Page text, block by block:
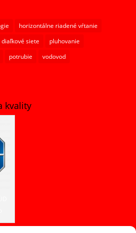
horizontálne riadené vŕtanie
siete
pluhovanie
potrubie
vodovod
kvality